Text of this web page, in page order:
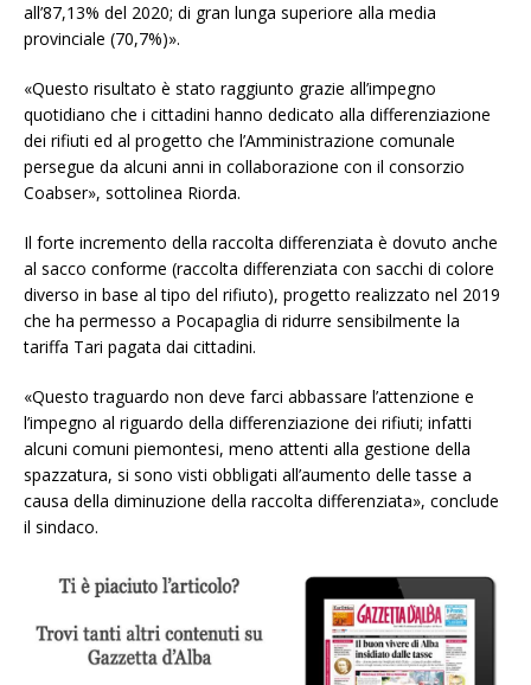
all’87,13% del 2020; di gran lunga superiore alla media
provinciale (70,7%)».
«Questo risultato è stato raggiunto grazie all’impegno
quotidiano che i cittadini hanno dedicato alla differenziazione
dei rifiuti ed al progetto che l’Amministrazione comunale
persegue da alcuni anni in collaborazione con il consorzio
Coabser», sottolinea Riorda.
Il forte incremento della raccolta differenziata è dovuto anche
al sacco conforme (raccolta differenziata con sacchi di colore
diverso in base al tipo del rifiuto), progetto realizzato nel 2019
che ha permesso a Pocapaglia di ridurre sensibilmente la
tariffa Tari pagata dai cittadini.
«Questo traguardo non deve farci abbassare l’attenzione e
l’impegno al riguardo della differenziazione dei rifiuti; infatti
alcuni comuni piemontesi, meno attenti alla gestione della
spazzatura, si sono visti obbligati all’aumento delle tasse a
causa della diminuzione della raccolta differenziata», conclude
il sindaco.